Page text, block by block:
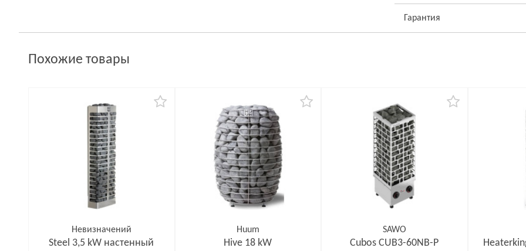
Гарантия
Похожие товары
Невизначений
Steel 3,5 kW настенный
Huum
Hive 18 kW
SAWO
Cubos CUB3-60NB-P